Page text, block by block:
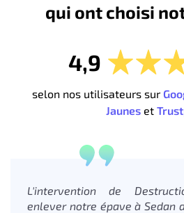
qui ont choisi
4,9
selon nos utilisateurs sur
Jaunes et
L'intervention de
enlever notre épave à Sedan